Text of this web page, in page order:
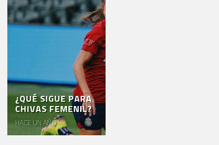
¿QUÉ SIGUE PARA
CHIVAS FEMENIL?
HACE UN AÑO